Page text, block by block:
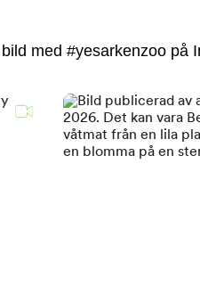
med #yesarkenzoo